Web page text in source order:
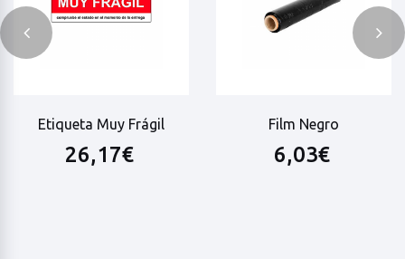
Etiqueta Muy Frágil
26,17€
Film Negro
6,03€